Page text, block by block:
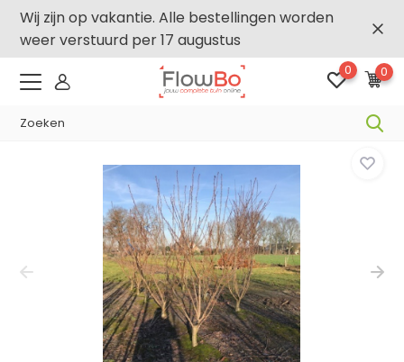
Wij zijn op vakantie. Alle bestellingen worden
weer verstuurd per 17 augustus
0 0